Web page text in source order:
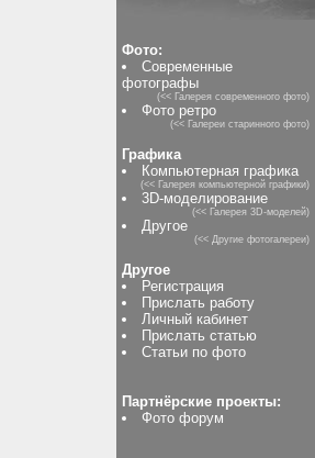
Фото:
Современные
фотографы
(<< Галерея современного фото)
Фото ретро
(<< Галереи старинного фото)
Графика
Компьютерная графика
(<< Галерея компьютерной графики)
3D-моделирование
(<< Галерея 3D-моделей)
Другое
(<< Другие фотогалереи)
Другое
Регистрация
Прислать работу
Личный кабинет
Прислать статью
Статьи по фото
Партнёрские проекты:
Фото форум